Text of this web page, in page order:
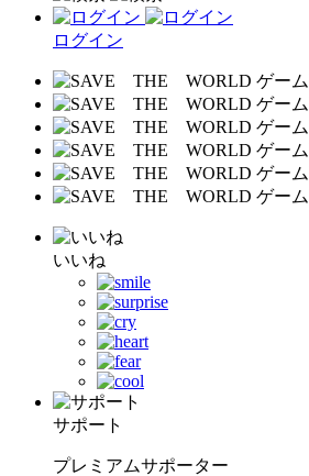
ログイン
いいね
サポート
プレミアムサポーター